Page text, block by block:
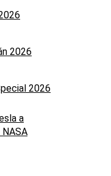
2026
2026
a